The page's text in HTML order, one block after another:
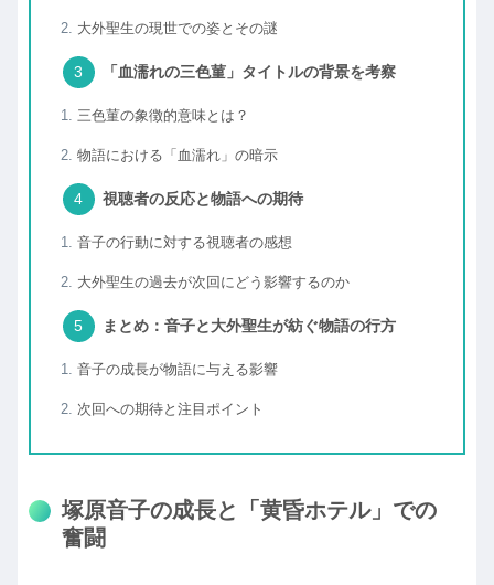
大外聖生の現世での姿とその謎
「血濡れの三色菫」タイトルの背景を考察
三色菫の象徴的意味とは？
物語における「血濡れ」の暗示
視聴者の反応と物語への期待
音子の行動に対する視聴者の感想
大外聖生の過去が次回にどう影響するのか
まとめ：音子と大外聖生が紡ぐ物語の行方
音子の成長が物語に与える影響
次回への期待と注目ポイント
塚原音子の成長と「黄昏ホテル」での
奮闘